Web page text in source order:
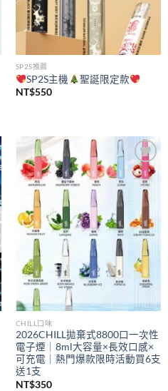
SP2S推薦
SP2S主機
聖誕限定款
NT$550
Add to
wishlist
CHILL口味
2026CHILL拋棄式8800口一次性
電子煙｜8ml大容量×長效口感×
可充電｜熱門爆款限時活動買6支
送1支
NT$350